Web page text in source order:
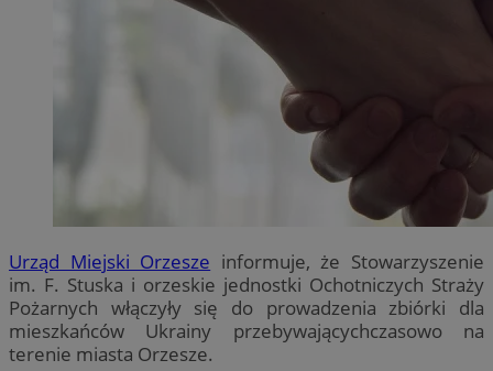
Urząd Miejski Orzesze informuje, że Stowarzyszenie
im. F. Stuska i orzeskie jednostki Ochotniczych Straży
Pożarnych włączyły się do prowadzenia zbiórki dla
mieszkańców Ukrainy przebywającychczasowo na
terenie miasta Orzesze.